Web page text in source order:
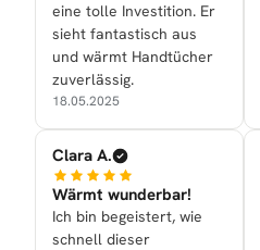
eine tolle Investition. Er
sieht fantastisch aus
und wärmt Handtücher
zuverlässig.
18.05.2025
Clara A.
Wärmt wunderbar!
Ich bin begeistert, wie
schnell dieser